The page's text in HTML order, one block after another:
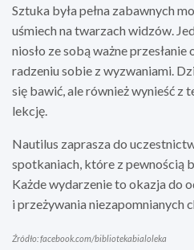
Sztuka była pełna zabawnych
uśmiech na twarzach widzów.
niosło ze sobą ważne
radzeniu sobie z wyzwaniami.
się bawić, ale również wynieść z
lekcję.
Nautilus zaprasza do
spotkaniach, które z pewnością
Każde wydarzenie to okazja do
i przeżywania niezapomnianych
Źródło: facebook.com/bibliotekabialoleka